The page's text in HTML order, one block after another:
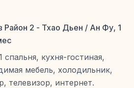
Район 2 - Тхао Дьен / Ан Фу, 1
кухня-гостиная,
мебель, холодильник,
телевизор, интернет.